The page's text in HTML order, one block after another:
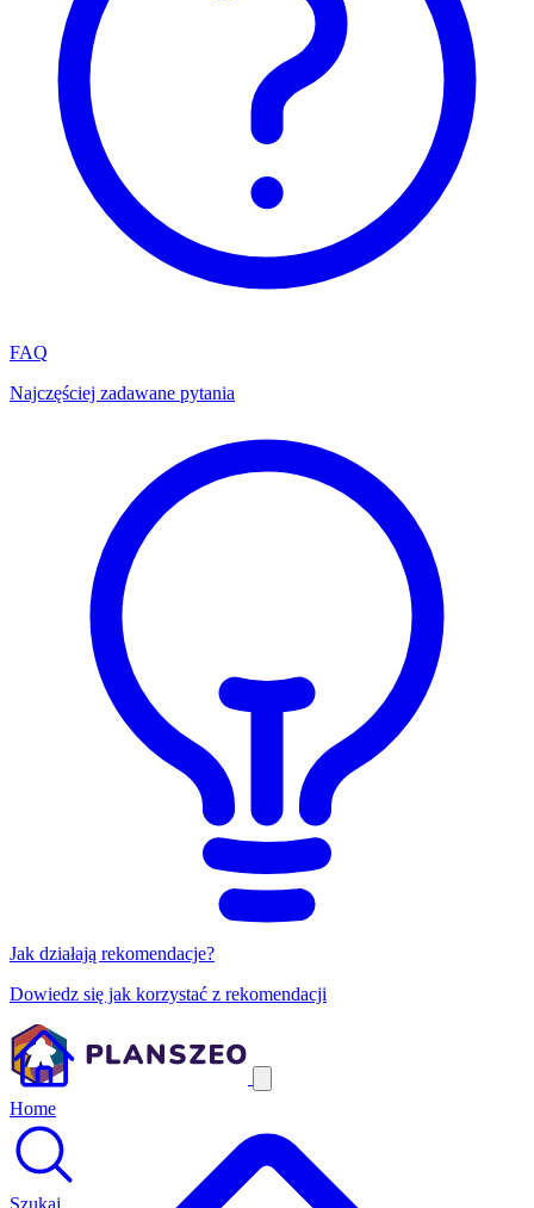
FAQ
Najczęściej zadawane pytania
Jak działają rekomendacje?
Dowiedz się jak korzystać z rekomendacji
Home
Szukaj